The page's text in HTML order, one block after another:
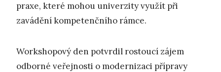
praxe, které mohou univerzity využít při
zavádění kompetenčního rámce.
Workshopový den potvrdil rostoucí zájem
odborné veřejnosti o modernizaci přípravy